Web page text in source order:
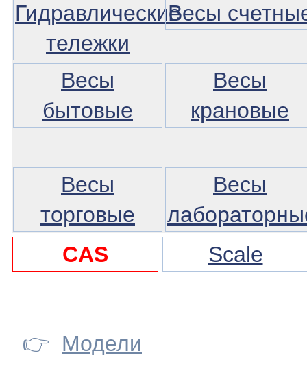
Гидравлические
тележки
Весы
Весы
бытовые
Весы
крановые
Весы
торговые
Весы
CAS
Scale
👉 Модели